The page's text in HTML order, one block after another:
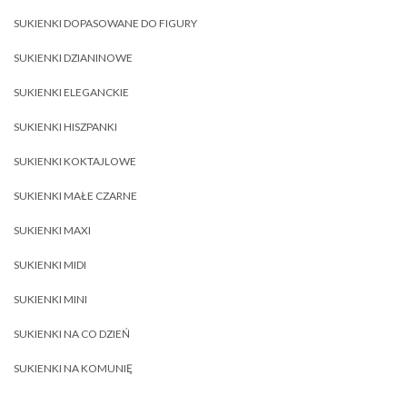
SUKIENKI DOPASOWANE DO FIGURY
SUKIENKI DZIANINOWE
SUKIENKI ELEGANCKIE
SUKIENKI HISZPANKI
SUKIENKI KOKTAJLOWE
SUKIENKI MAŁE CZARNE
SUKIENKI MAXI
SUKIENKI MIDI
SUKIENKI MINI
SUKIENKI NA CO DZIEŃ
SUKIENKI NA KOMUNIĘ